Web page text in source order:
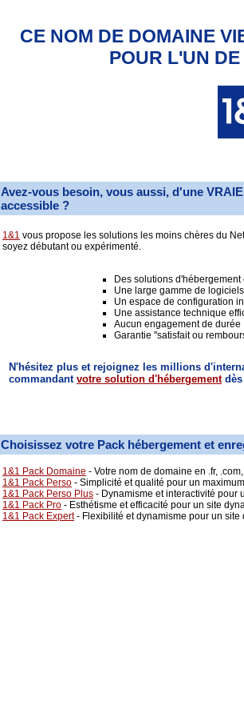
CE NOM DE DOMAINE
POUR L'UN
Avez-vous besoin, vous aussi, d'une
accessible ?
1&1 vous propose les solutions les moins chères du
soyez débutant ou expérimenté.
Des solutions d'hébergement
Une large gamme de
Un espace de configuration
Une assistance technique
Aucun engagement de durée
Garantie "satisfait ou
N'hésitez plus et rejoignez les millions
commandant votre solution d'hébergementdès
Choisissez votre Pack hébergement et
1&1 Pack Domaine - Votre nom de domaine en .fr,
1&1 Pack Perso - Simplicité et qualité pour un
1&1 Pack Perso Plus - Dynamisme et interactivité pour
1&1 Pack Pro - Esthétisme et efficacité pour un site
1&1 Pack Expert- Flexibilité et dynamisme pour un site